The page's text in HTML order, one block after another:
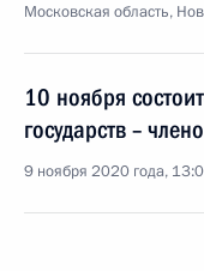
Московская область,
10 ноября
государств –
9 ноября 2020 года,